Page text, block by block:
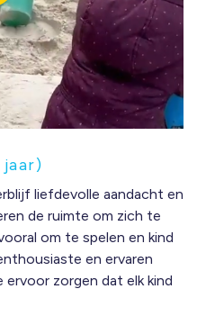
liefdevolle aandacht en
de ruimte om zich te
om te spelen en kind
en ervaren
zorgen dat elk kind